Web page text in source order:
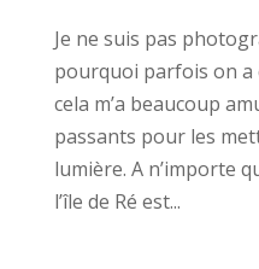
Je ne suis pas
pourquoi parfois on a
cela m’a beaucoup
passants pour les
lumière. A n’importe
l’île de Ré est...